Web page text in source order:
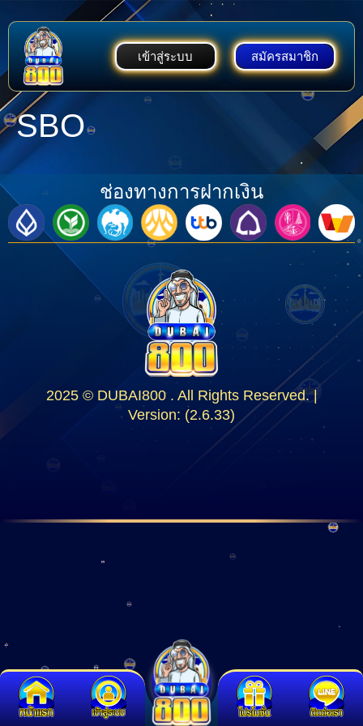
เข้าสู่ระบบ สมัครสมาชิก
SBO
ช่องทางการฝากเงิน
2025 © DUBAI800 . All Rights Reserved. |
Version: (2.6.33)